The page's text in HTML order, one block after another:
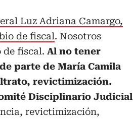
Luz Adriana Camargo,
de fiscal. Nosotros
de fiscal. Al no tener
parte de María Camila
revictimización.
Disciplinario Judicial
revictimización,